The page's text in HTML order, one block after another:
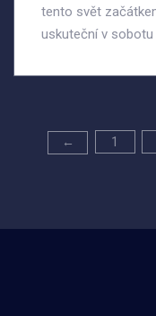
tento svět
uskuteční v sobotu
Stránkování
← 1